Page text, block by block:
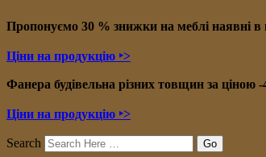
Пропонуємо 30 % знижки на меблі наявні в
Ціни на продукцію ‣>
Фанера будівельна різних товщин за ціною
Ціни на продукцію ‣>
Search